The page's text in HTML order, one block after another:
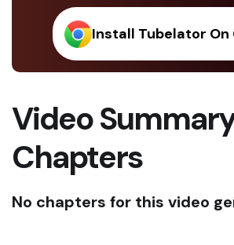
Install Tubelator On
Video
Chapters
No chapters for this video